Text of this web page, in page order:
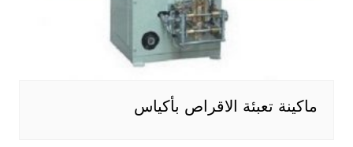
ماكينة تعبئة الاقراص بأكياس